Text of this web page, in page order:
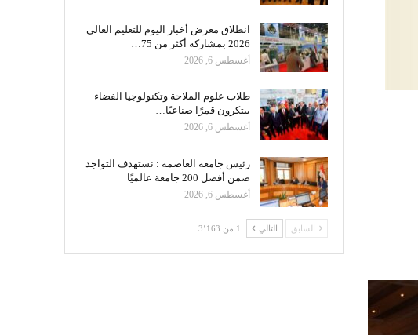
انطلاق معرض أخبار اليوم للتعليم العالي
2026 بمشاركة أكثر من 75…
أغسطس 6, 2026
طلاب علوم الملاحة وتكنولوجيا الفضاء
يبتكرون قمرًا صناعيًا…
أغسطس 6, 2026
رئيس جامعة العاصمة : نستهدف التواجد
ضمن أفضل 200 جامعة عالميًا
أغسطس 6, 2026
السابق التالي 1 من 3٬163